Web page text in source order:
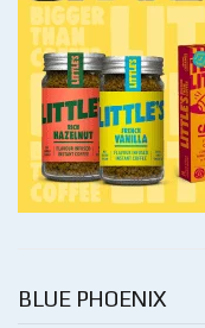
BLUE PHOENIX